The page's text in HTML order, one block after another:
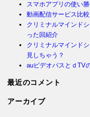
スマホアプリの使い
動画配信サービス比
クリミナルマインド
った回紹介
クリミナルマインド
見しちゃう？
auビデオパスとｄTV
最近のコメント
アーカイブ